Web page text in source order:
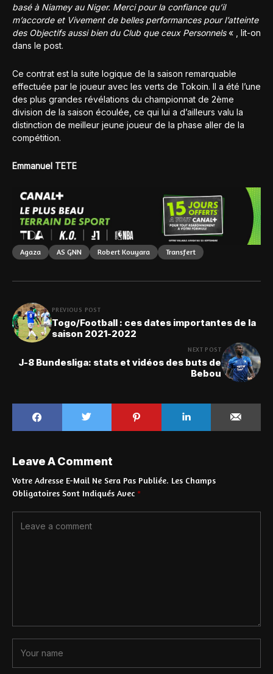
basé à Niamey au Niger. Merci pour la confiance qu’il
m’accorde et Vivement de belles performances pour l’atteinte
des Objectifs aussi bien du Club que ceux Personnels« , lit-on
dans le post.
Ce contrat est la suite logique de la saison remarquable
effectuée par le joueur avec les verts de Tokoin. Il a été l’une
des plus grandes révélations du championnat de 2ème
division de la saison écoulée, ce qui lui a d’ailleurs valu la
distinction de meilleur jeune joueur de la phase aller de la
compétition.
Emmanuel TETE
Agaza AS GNN Robert Kouyara Transfert
PREVIOUS POST
Togo/Football : ces dates importantes de la
saison 2021-2022
NEXT POST
J-8 Bundesliga: stats et vidéos des buts de
Bebou
Leave A Comment
Votre Adresse E-Mail Ne Sera Pas Publiée. Les Champs
Obligatoires Sont Indiqués Avec *